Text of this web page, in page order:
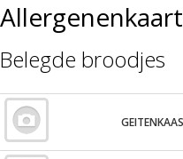
Belegde broodjes
GEITENKAAS